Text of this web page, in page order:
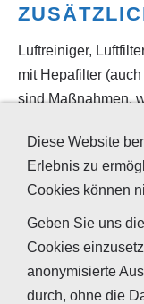
Luftreiniger,
mit Hepafilter
sind Maßnahmen,
von Kanne
sein,
Diese Website
Erlebnis zu
Cookies können
Geben Sie uns
Cookies
anonymisierte
durch, ohne die